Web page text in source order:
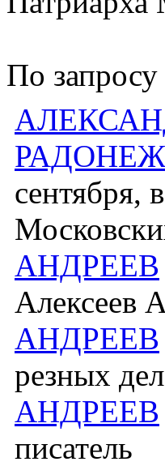
По
сентября,
АНДРЕЕВ
Алексеев
АНДРЕЕВ
резных
АНДРЕЕВ
писатель